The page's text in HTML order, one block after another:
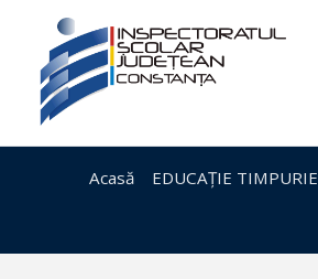
Acasă EDUCAȚIE TIMPURIE